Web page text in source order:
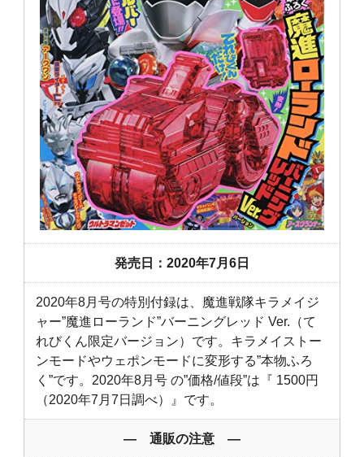
発売日：2020年7月6日
2020年8月号の特別付録は、魔進戦隊キラメイジ
ャー”魔進ローランド”バーニングレッド Ver.（て
れびくん限定バージョン）です。キラメイストー
ンモードやウェポンモードに変形する”本物ふろ
く”です。2020年8月号 の”価格/値段”は『 1500円
（2020年7月7日調べ）』です。
― 通販の注意 ―